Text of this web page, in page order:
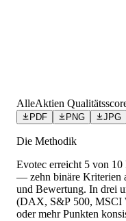
AlleAktien
PDF PNG JPG
Die Methodik
Evotec erreicht 5 von 10
— zehn binäre Kriterien
und Bewertung. In drei
(DAX, S&P 500, MSCI
oder mehr Punkten